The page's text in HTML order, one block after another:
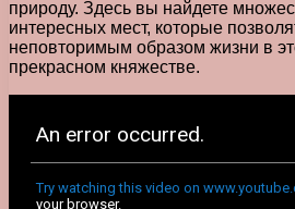
природу. Здесь вы найдете
интересных мест, которые
неповторимым образом жизни в
прекрасном княжестве.